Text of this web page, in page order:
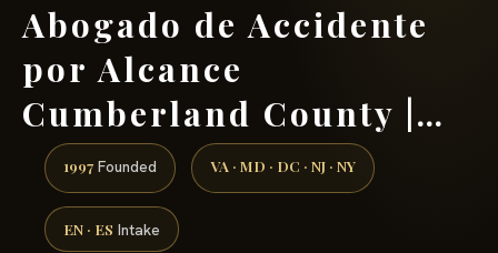
Abogado de Accidente
por Alcance
Cumberland County |…
1997 Founded VA · MD · DC · NJ · NY
EN · ES Intake